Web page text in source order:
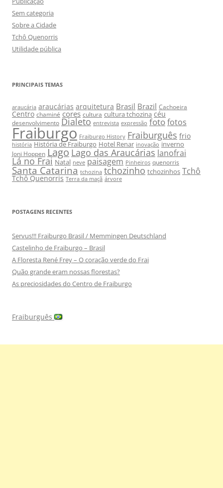
Sem categoria
Sobre a Cidade
Tchô Quenorris
Utilidade pública
PRINCIPAIS TEMAS
araucária araucárias arquitetura Brasil Brazil Cachoeira
Centro chaminé cores cultura cultura tchozina céu
desenvolvimento Dialeto entrevista expressão fotofotos
Fraiburgo Fraiburgo History Fraiburguês frio
história História de Fraiburgo Hotel Renar inovação inverno
Joni Hoppen Lago Lago das Araucárias lanofrai
Lá no Frai Natal neve paisagem Pinheiros quenorris
Santa Catarina tchozina tchozinho tchozinhos Tchô
Tchô Quenorris Terra da maçã árvore
POSTAGENS RECENTES
Servus!!! Fraiburgo Brasil / Memmingen Deutschland
Castelinho de Fraiburgo – Brasil
A Floresta René Frey – O coração verde do Frai
Quão grande eram nossas florestas?
As preciosidades do Centro de Fraiburgo
Fraiburguês